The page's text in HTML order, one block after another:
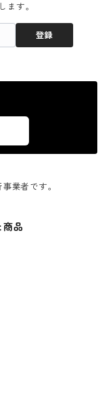
ます。
登録
業者です。
品